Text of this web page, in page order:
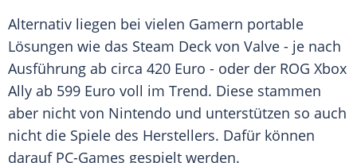
Alternativ liegen bei vielen Gamern portable
Lösungen wie das Steam Deck von Valve - je nach
Ausführung ab circa 420 Euro - oder der ROG Xbox
Ally ab 599 Euro voll im Trend. Diese stammen
aber nicht von Nintendo und unterstützen so auch
nicht die Spiele des Herstellers. Dafür können
darauf PC-Games gespielt werden.